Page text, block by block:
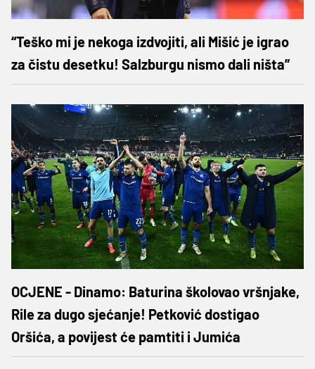
“Teško mi je nekoga izdvojiti, ali Mišić je igrao
za čistu desetku! Salzburgu nismo dali ništa”
OCJENE - Dinamo: Baturina školovao vršnjake,
Rile za dugo sjećanje! Petković dostigao
Oršića, a povijest će pamtiti i Jumića